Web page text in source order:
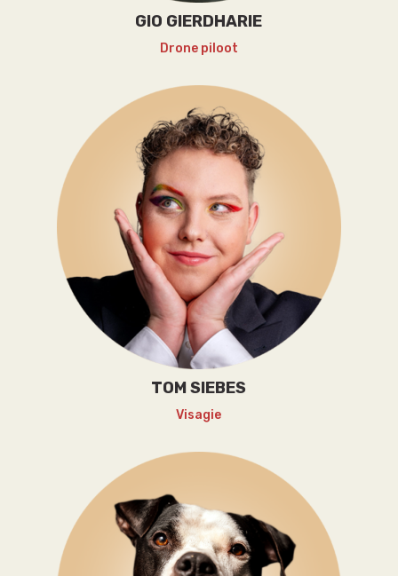
GIO GIERDHARIE
Drone piloot
TOM SIEBES
Visagie